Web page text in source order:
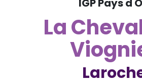
IGP Pays d
La